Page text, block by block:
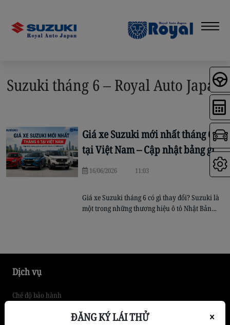
Suzuki tháng 6 – Royal Auto Japan
Giá xe Suzuki mới nhất tháng 6
tại Việt Nam – Cập nhật bảng giá
và giá lăn bánh
16/06/2026 11:03
Giá xe Suzuki tháng 6 có gì thay đổi? Suzuki là
một trong những thương hiệu ô tô Nhật Bản
Dịch vụ
Chế độ bảo hành
ĐĂNG KÝ LÁI THỬ ×